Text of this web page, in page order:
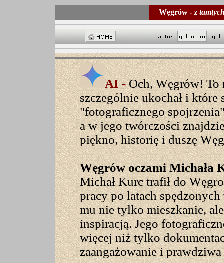
Węgrów - z
AI -Och, Węgrów! To
szczególnie ukochał i które
"fotograficznego
a w jego twórczości
piękno, historię i duszę
Węgrów oczami Michała
Michał Kurc trafił do
pracy po latach
mu nie tylko mieszkanie,
inspiracją. Jego
więcej niż tylko
zaangażowanie i